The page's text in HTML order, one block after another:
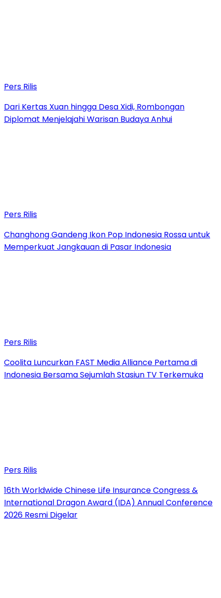
Pers Rilis
Dari Kertas Xuan hingga Desa Xidi, Rombongan
Diplomat Menjelajahi Warisan Budaya Anhui
Pers Rilis
Changhong Gandeng Ikon Pop Indonesia Rossa untuk
Memperkuat Jangkauan di Pasar Indonesia
Pers Rilis
Coolita Luncurkan FAST Media Alliance Pertama di
Indonesia Bersama Sejumlah Stasiun TV Terkemuka
Pers Rilis
16th Worldwide Chinese Life Insurance Congress &
International Dragon Award (IDA) Annual Conference
2026 Resmi Digelar